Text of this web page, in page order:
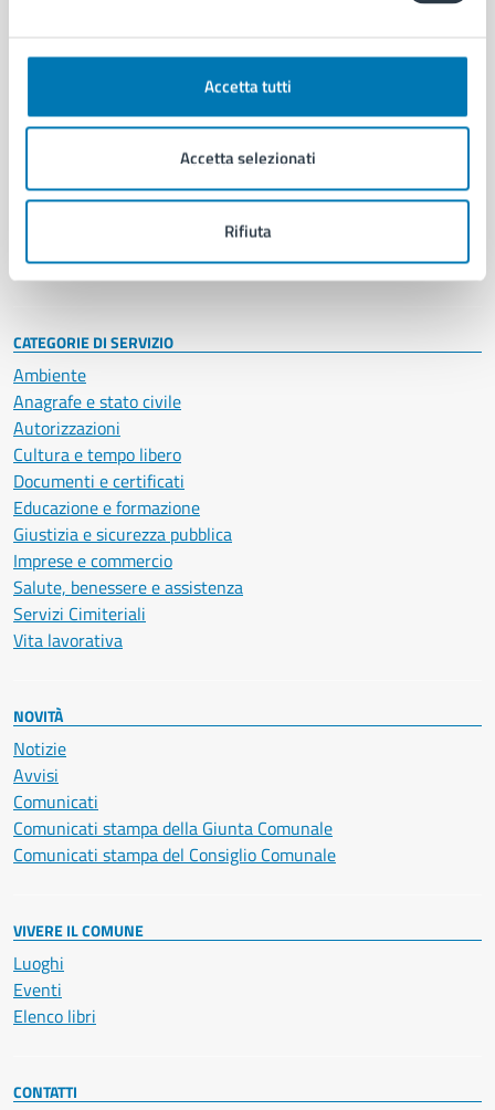
Accetta tutti
Accetta selezionati
Rifiuta
Aree amministrative
Uffici
Politici
Intranet, posta aziendale e protocollo
CATEGORIE DI SERVIZIO
Ambiente
Anagrafe e stato civile
Autorizzazioni
Cultura e tempo libero
Documenti e certificati
Educazione e formazione
Giustizia e sicurezza pubblica
Imprese e commercio
Salute, benessere e assistenza
Servizi Cimiteriali
Vita lavorativa
NOVITÀ
Notizie
Avvisi
Comunicati
Comunicati stampa della Giunta Comunale
Comunicati stampa del Consiglio Comunale
VIVERE IL COMUNE
Luoghi
Eventi
Elenco libri
CONTATTI